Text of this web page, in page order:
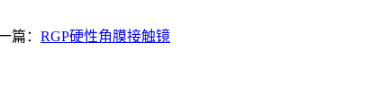
篇： RGP硬性角膜接触镜